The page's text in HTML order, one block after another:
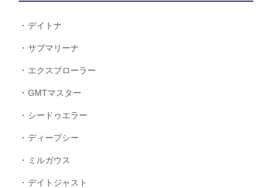
デイトナ
サブマリーナ
エクスプローラー
GMTマスター
シードゥエラー
ディープシー
ミルガウス
デイトジャスト